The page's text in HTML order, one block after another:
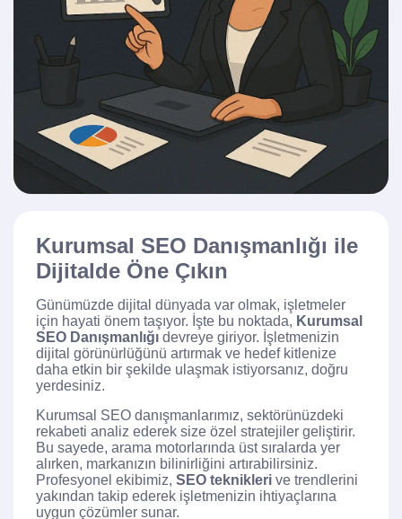
Kurumsal SEO Danışmanlığı ile
Dijitalde Öne Çıkın
Günümüzde dijital dünyada var olmak, işletmeler
için hayati önem taşıyor. İşte bu noktada, Kurumsal
SEO Danışmanlığı devreye giriyor. İşletmenizin
dijital görünürlüğünü artırmak ve hedef kitlenize
daha etkin bir şekilde ulaşmak istiyorsanız, doğru
yerdesiniz.
Kurumsal SEO danışmanlarımız, sektörünüzdeki
rekabeti analiz ederek size özel stratejiler geliştirir.
Bu sayede, arama motorlarında üst sıralarda yer
alırken, markanızın bilinirliğini artırabilirsiniz.
Profesyonel ekibimiz, SEO teknikleri ve trendlerini
yakından takip ederek işletmenizin ihtiyaçlarına
uygun çözümler sunar.